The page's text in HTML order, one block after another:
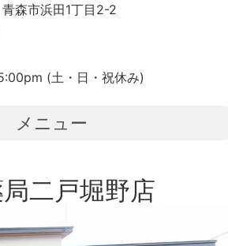
森市浜田1丁目2-2
(土・日・祝休み)
メニュー
二戸堀野店